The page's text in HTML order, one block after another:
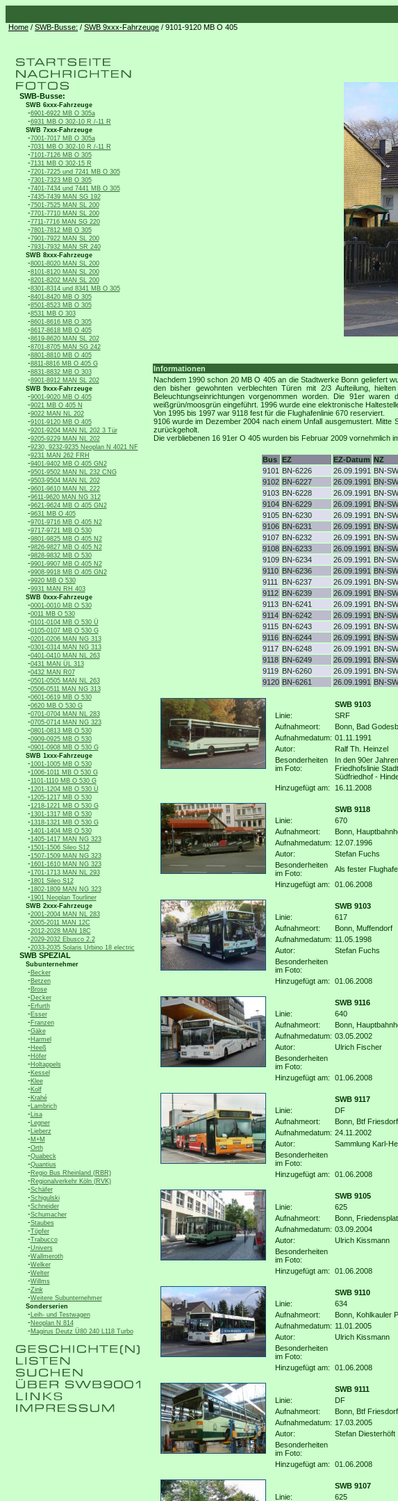
Home / SWB-Busse: / SWB 9xxx-Fahrzeuge / 9101-9120 MB O 405
SWB-Busse:
SWB 6xxx-Fahrzeuge
-6901-6922 MB O 305a
-6931 MB O 302-10 R /-11 R
SWB 7xxx-Fahrzeuge
-7001-7017 MB O 305a
-7031 MB O 302-10 R /-11 R
-7101-7126 MB O 305
-7131 MB O 302-15 R
-7201-7225 und 7241 MB O 305
-7301-7323 MB O 305
-7401-7434 und 7441 MB O 305
-7435-7439 MAN SG 192
-7501-7525 MAN SL 200
-7701-7710 MAN SL 200
-7711-7716 MAN SG 220
-7801-7812 MB O 305
-7901-7922 MAN SL 200
-7931-7932 MAN SR 240
SWB 8xxx-Fahrzeuge
-8001-8020 MAN SL 200
-8101-8120 MAN SL 200
-8201-8202 MAN SL 200
-8301-8314 und 8341 MB O 305
-8401-8420 MB O 305
-8501-8523 MB O 305
-8531 MB O 303
-8601-8616 MB O 305
-8617-8618 MB O 405
-8619-8620 MAN SL 202
-8701-8705 MAN SG 242
-8801-8810 MB O 405
-8811-8816 MB O 405 G
-8831-8832 MB O 303
-8901-8912 MAN SL 202
SWB 9xxx-Fahrzeuge
-9001-9020 MB O 405
-9021 MB O 405 N
-9022 MAN NL 202
-9101-9120 MB O 405
-9201-9204 MAN NL 202 3 Tür
-9205-9229 MAN NL 202
-9230, 9232-9235 Neoplan N 4021 NF
-9231 MAN 262 FRH
-9401-9402 MB O 405 GN2
-9501-9502 MAN NL 232 CNG
-9503-9504 MAN NL 202
-9601-9610 MAN NL 222
-9611-9620 MAN NG 312
-9621-9624 MB O 405 GN2
-9631 MB O 405
-9701-9716 MB O 405 N2
-9717-9721 MB O 530
-9801-9825 MB O 405 N2
-9826-9827 MB O 405 N2
-9828-9832 MB O 530
-9901-9907 MB O 405 N2
-9908-9918 MB O 405 GN2
-9920 MB O 530
-9931 MAN RH 403
SWB 0xxx-Fahrzeuge
-0001-0010 MB O 530
-0011 MB O 530
-0101-0104 MB O 530 Ü
-0105-0107 MB O 530 G
-0201-0206 MAN NG 313
-0301-0314 MAN NG 313
-0401-0410 MAN NL 263
-0431 MAN ÜL 313
-0432 MAN R07
-0501-0505 MAN NL 263
-0506-0511 MAN NG 313
-0601-0619 MB O 530
-0620 MB O 530 G
-0701-0704 MAN NL 283
-0705-0714 MAN NG 323
-0801-0813 MB O 530
-0909-0925 MB O 530
-0901-0908 MB O 530 G
SWB 1xxx-Fahrzeuge
-1001-1005 MB O 530
-1006-1011 MB O 530 G
-1101-1110 MB O 530 G
-1201-1204 MB O 530 Ü
-1205-1217 MB O 530
-1218-1221 MB O 530 G
-1301-1317 MB O 530
-1318-1321 MB O 530 G
-1401-1404 MB O 530
-1405-1417 MAN NG 323
-1501-1506 Sileo S12
-1507-1509 MAN NG 323
-1601-1610 MAN NG 323
-1701-1713 MAN NL 293
-1801 Sileo S12
-1802-1809 MAN NG 323
-1901 Neoplan Tourliner
SWB 2xxx-Fahrzeuge
-2001-2004 MAN NL 283
-2005-2011 MAN 12C
-2012-2028 MAN 18C
-2029-2032 Ebusco 2.2
-2033-2035 Solaris Urbino 18 electric
SWB SPEZIAL
Subunternehmer
-Becker
-Betzen
-Brose
-Decker
-Erfurth
-Esser
-Franzen
-Gäke
-Harmel
-Heeß
-Höfer
-Holtappels
-Kessel
-Klee
-Kolf
-Krahé
-Lambrich
-Lisa
-Legner
-Lieberz
-M+M
-Orth
-Quabeck
-Quantius
-Regio Bus Rheinland (RBR)
-Regionalverkehr Köln (RVK)
-Schäfer
-Schigulski
-Schneider
-Schumacher
-Staubes
-Töpfer
-Trabucco
-Univers
-Wallmeroth
-Welker
-Welter
-Willms
-Zink
-Weitere Subunternehmer
Sonderserien
-Leih- und Testwagen
-Neoplan N 814
-Magirus Deutz Ü80 240 L118 Turbo
Informationen
Nachdem 1990 schon 20 MB O 405 an die Stadtwerke Bonn geliefert
den bisher gewohnten verblechten Türen mit 2/3 Aufteilung,
Beleuchtungseinrichtungen vorgenommen worden. Die 91er
weißgrün/moosgrün eingeführt. 1996 wurde eine elektronische
Von 1995 bis 1997 war 9118 fest für die Flughafenlinie 670 reserviert.
9106 wurde im Dezember 2004 nach einem Unfall ausgemustert.
zurückgeholt.
Die verbliebenen 16 91er O 405 wurden bis Februar 2009 vornehmlich
Bus EZ EZ-Datum NZ
9101 BN-6226 26.09.1991 BN-
9102 BN-6227 26.09.1991 BN-
9103 BN-6228 26.09.1991 BN-
9104 BN-6229 26.09.1991 BN-
9105 BN-6230 26.09.1991 BN-
9106 BN-6231 26.09.1991 BN-
9107 BN-6232 26.09.1991 BN-
9108 BN-6233 26.09.1991 BN-
9109 BN-6234 26.09.1991 BN-
9110 BN-6236 26.09.1991 BN-
9111
BN-6237 26.09.1991 BN-
9112 BN-6239 26.09.1991 BN-
9113 BN-6241 26.09.1991 BN-
9114 BN-6242 26.09.1991 BN-
9115 BN-6243 26.09.1991 BN-
9116 BN-6244 26.09.1991 BN-
9117 BN-6248 26.09.1991 BN-
9118 BN-6249 26.09.1991 BN-
9119 BN-6260 26.09.1991 BN-
9120 BN-6261 26.09.1991 BN-
SWB 9103
Linie:
SRF
Aufnahmeort:
Bonn, Bad
Aufnahmedatum: 01.11.1991
Autor:
Ralf Th. Heinzel
Besonderheiten
im Foto:
In den 90er
Friedhofslinie
Südfriedhof -
Hinzugefügt am:
16.11.2008
SWB 9118
Linie:
670
Aufnahmeort:
Bonn,
Aufnahmedatum: 12.07.1996
Autor:
Stefan Fuchs
Besonderheiten
im Foto:
Als fester
Hinzugefügt am:
01.06.2008
SWB 9103
Linie:
617
Aufnahmeort:
Bonn, Muffendorf
Aufnahmedatum: 11.05.1998
Autor:
Stefan Fuchs
Besonderheiten
im Foto:
Hinzugefügt am:
01.06.2008
SWB 9116
Linie:
640
Aufnahmeort:
Bonn,
Aufnahmedatum: 03.05.2002
Autor:
Ulrich Fischer
Besonderheiten
im Foto:
Hinzugefügt am:
01.06.2008
SWB 9117
Linie:
DF
Aufnahmeort:
Bonn, Btf Friesdorf
Aufnahmedatum: 24.11.2002
Autor:
Sammlung Karl-
Besonderheiten
im Foto:
Hinzugefügt am:
01.06.2008
SWB 9105
Linie:
625
Aufnahmeort:
Bonn,
Aufnahmedatum: 03.09.2004
Autor:
Ulrich Kissmann
Besonderheiten
im Foto:
Hinzugefügt am:
01.06.2008
SWB 9110
Linie:
634
Aufnahmeort:
Bonn, Kohlkauler
Aufnahmedatum: 11.01.2005
Autor:
Ulrich Kissmann
Besonderheiten
im Foto:
Hinzugefügt am:
01.06.2008
SWB 9111
Linie:
DF
Aufnahmeort:
Bonn, Btf Friesdorf
Aufnahmedatum: 17.03.2005
Autor:
Stefan Diesterhöft
Besonderheiten
im Foto:
Hinzugefügt am:
01.06.2008
SWB 9107
Linie:
625